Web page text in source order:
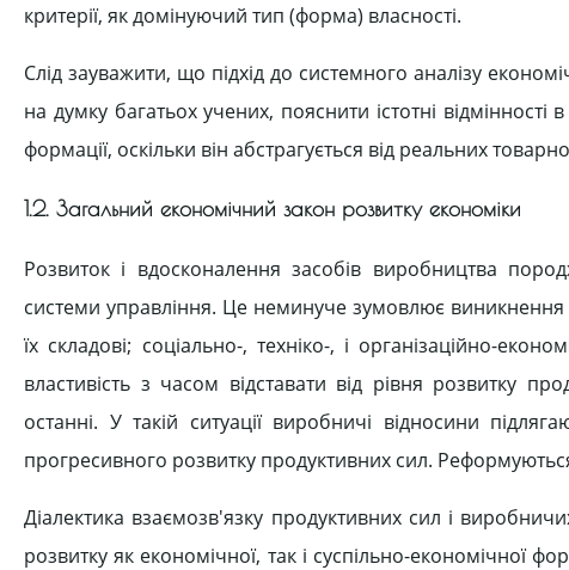
критерії, як домінуючий тип (форма) власності.
Слід зауважити, що підхід до системного аналізу
на думку багатьох учених, пояснити істотні відмінності
формації, оскільки він абстрагується від реальних
1.2. Загальний економічний закон розвитку економіки
Розвиток і вдосконалення засобів виробництва
системи управління. Це неминуче зумовлює
їх складові; соціально-, техніко-, і організаційно-
властивість з часом відставати від рівня розвитку
останні. У такій ситуації виробничі відносини
прогресивного розвитку продуктивних сил.
Діалектика взаємозв'язку продуктивних сил і
розвитку як економічної, так і суспільно-економічної